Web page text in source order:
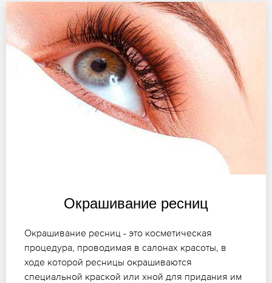
Окрашивание ресниц
Окрашивание ресниц - это косметическая
процедура, проводимая в салонах красоты, в
ходе которой ресницы окрашиваются
специальной краской или хной для придания им